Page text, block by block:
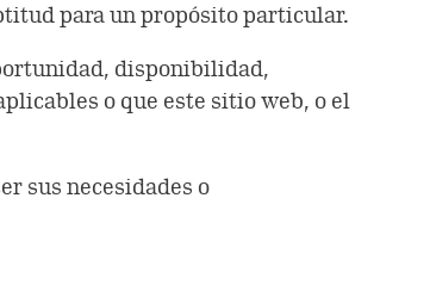
para un propósito particular.
disponibilidad,
o que este sitio web, o el
sus necesidades o